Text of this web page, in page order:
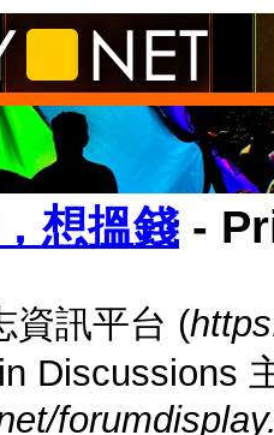
想搵錢 -
資訊平台 (
Discussions